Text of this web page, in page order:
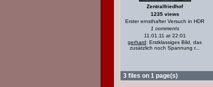
Zentralfriedhof
1235 views
Erster ernsthafter Versuch in HDR
1 comments
11.01.11 at 22:01
gerhard: Erstklassiges Bild, das
zusätzlich noch Spannung r...
3 files on 1 page(s)